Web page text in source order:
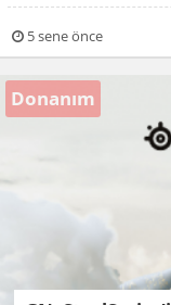
5 sene önce
Donanım